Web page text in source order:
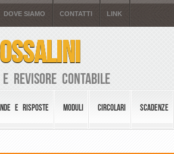
DOVE SIAMO CONTATTI LINK
Revisore Contabile
E RISPOSTE MODULI CIRCOLARI SCADENZE